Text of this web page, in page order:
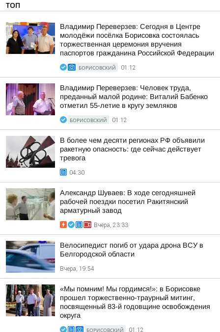
ТОП
Владимир Переверзев: Сегодня в Центре
молодёжи посёлка Борисовка состоялась
торжественная церемония вручения
паспортов гражданина Российской Федерации
БОРИСОВСКИЙ 01:12
Владимир Переверзев: Человек труда,
преданный малой родине: Виталий Бабенко
отметил 55-летие в кругу земляков
БОРИСОВСКИЙ 01:12
В более чем десяти регионах РФ объявили
ракетную опасность: где сейчас действует
тревога
04:30
Александр Шуваев: В ходе сегодняшней
рабочей поездки посетил Ракитянский
арматурный завод
Вчера, 23:33
Велосипедист погиб от удара дрона ВСУ в
Белгородской области
Вчера, 19:54
«Мы помним! Мы гордимся!»: в Борисовке
прошел торжественно-траурный митинг,
посвященный 83-й годовщине освобождения
округа
БОРИСОВСКИЙ 01:12